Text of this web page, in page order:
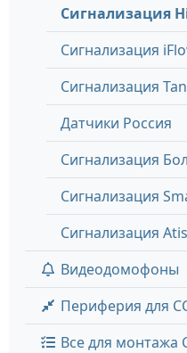
Сигнализация
Сигнализация
Сигнализация
Датчики Россия
Сигнализация
Сигнализация
Сигнализация Atis
Видеодомофоны
Периферия для
Все для монтажа